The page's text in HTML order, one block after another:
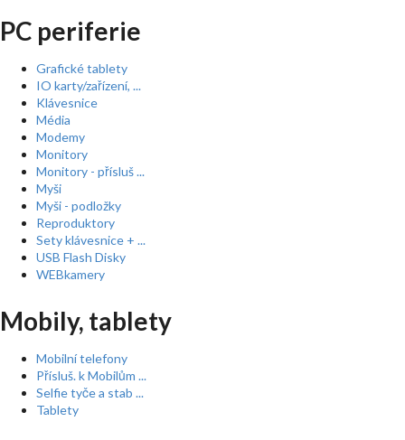
PC periferie
Grafické tablety
IO karty/zařízení, ...
Klávesnice
Média
Modemy
Monitory
Monitory - přísluš ...
Myši
Myši - podložky
Reproduktory
Sety klávesnice + ...
USB Flash Disky
WEBkamery
Mobily, tablety
Mobilní telefony
Přísluš. k Mobilům ...
Selfie tyče a stab ...
Tablety